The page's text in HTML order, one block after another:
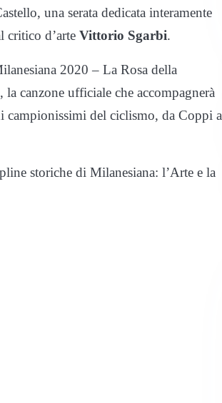
una serata dedicata interamente
critico d’arte Vittorio Sgarbi.
2020 – La Rosa della
, la canzone ufficiale che accompagnerà
campionissimi del ciclismo, da Coppi a
storiche di Milanesiana: l’Arte e la